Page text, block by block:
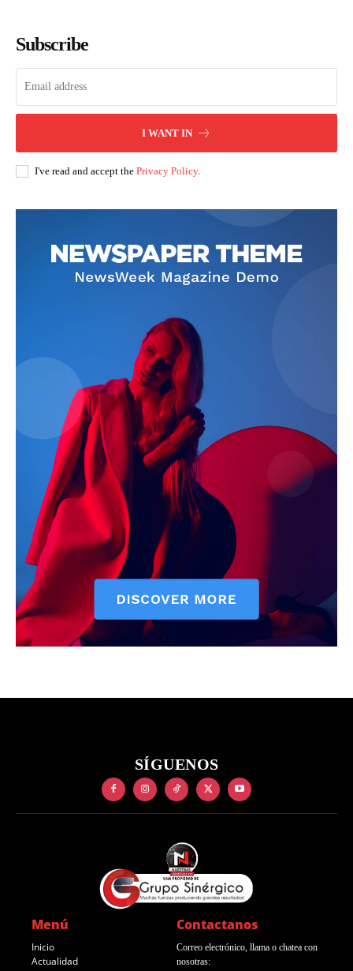
Subscribe
I WANT IN
I've read and accept the Privacy Policy.
SÍGUENOS
Menú
Inicio
Actualidad
Contactanos
Correo electrónico, llama o chatea con
nosotras: